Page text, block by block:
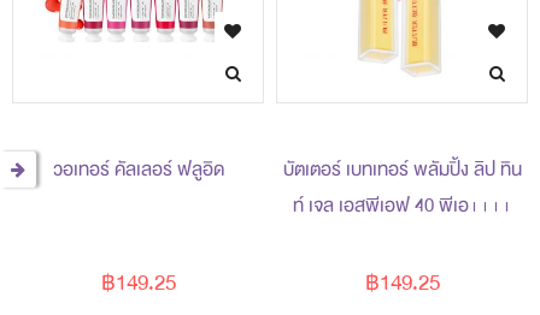
วอเทอร์ คัลเลอร์ ฟลูอิด
฿149.25
บัตเตอร์ เบทเทอร์ พลัมปิ้ง ลิป ทิน
ท์ เจล เอสพีเอฟ 40 พีเอ++++
฿149.25